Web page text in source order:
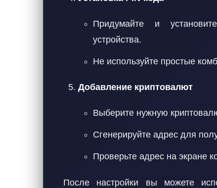
Придумайте и
устройства.
Не используйте простые
Добавление криптовалют
Выберите нужную
Сгенерируйте адрес для
Проверьте адрес на экране
После настройки вы можете